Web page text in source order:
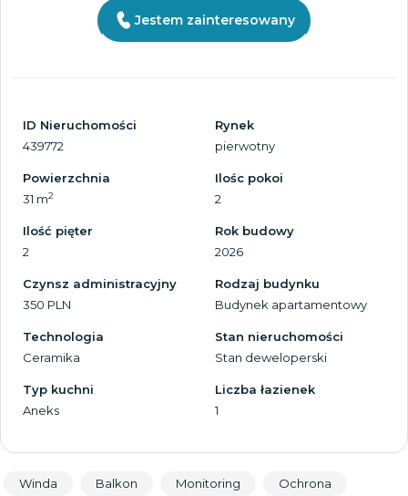
Jestem zainteresowany
ID Nieruchomości
439772
Rynek
pierwotny
Powierzchnia
31 m2
Ilośc pokoi
2
Ilość pięter
2
Rok budowy
2026
Czynsz administracyjny
350 PLN
Rodzaj budynku
Budynek apartamentowy
Technologia
Ceramika
Stan nieruchomości
Stan deweloperski
Typ kuchni
Aneks
Liczba łazienek
1
Winda Balkon Monitoring Ochrona